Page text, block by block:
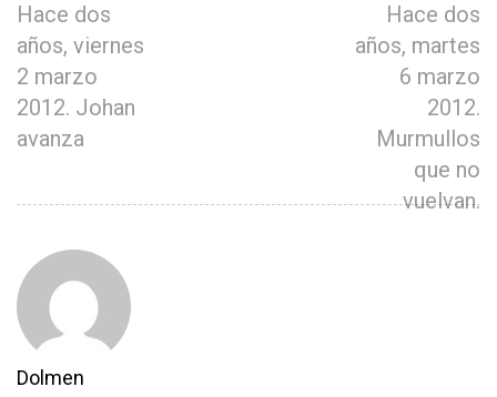
Hace dos
años, viernes
2 marzo
2012. Johan
avanza
Hace dos
años, martes
6 marzo
2012.
Murmullos
que no
vuelvan.
Dolmen